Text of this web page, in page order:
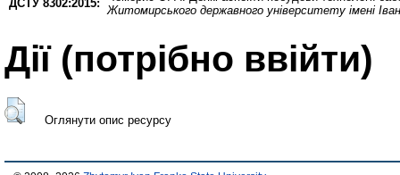
ДСТУ 8302:2015:
Житомирського державного університету імені
Дії ​​(потрібно ввійти)
Оглянути опис ресурсу